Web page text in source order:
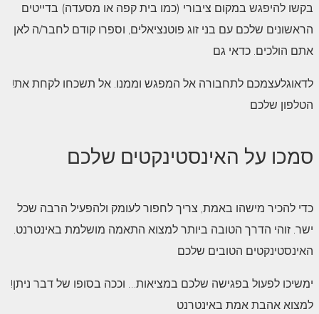
בקשו להיפגש במקום ציבורי (כמו בית קפה או מסעדה) בדייטים
הראשונים שלכם עם בני זוג פוטנציאלים, וספרו קודם לחבר/ה לאן
אתם הולכים. כדאי גם
!לדאוגלעצמכם לתחבורה אל המפגש וממנו. אל תשכחו לקחת את
הטלפון שלכם
סמכו על האינסטינקטים שלכם
כדי להכיר מישהו באמת, צריך לחפור לעומק ולהפעיל הרבה שכל
ישר. זוהי הדרך הטובה ביותר למצוא התאמה מושלמת באינטרנט.
האינסטינקטים הטובים שלכם
!ימשיכו לפעול בפגישה שלכם במציאות… וככה בסופו של דבר ניתן
למצוא אהבת אמת באינטרנט